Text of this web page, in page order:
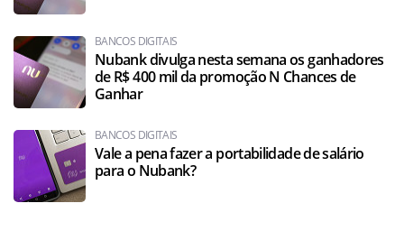
BANCOS DIGITAIS
Nubank divulga nesta semana os ganhadores
de R$ 400 mil da promoção N Chances de
Ganhar
BANCOS DIGITAIS
Vale a pena fazer a portabilidade de salário
para o Nubank?